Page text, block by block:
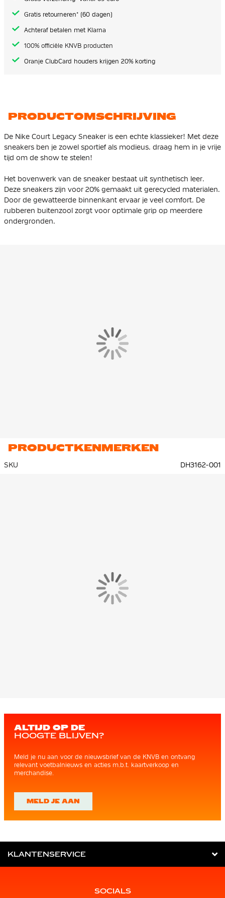
Gratis retourneren* (60 dagen)
Achteraf betalen met Klarna
100% officiële KNVB producten
Oranje ClubCard houders krijgen 20% korting
PRODUCTOMSCHRIJVING
De Nike Court Legacy Sneaker is een echte klassieker! Met deze
sneakers ben je zowel sportief als modieus. draag hem in je vrije
tijd om de show te stelen!
Het bovenwerk van de sneaker bestaat uit synthetisch leer.
Deze sneakers zijn voor 20% gemaakt uit gerecycled materialen.
Door de gewatteerde binnenkant ervaar je veel comfort. De
rubberen buitenzool zorgt voor optimale grip op meerdere
ondergronden.
PRODUCTKENMERKEN
SKU DH3162-001
ALTIJD OP DE
HOOGTE BLIJVEN?
Meld je nu aan voor de nieuwsbrief van de KNVB en ontvang
relevant voetbalnieuws en acties m.b.t. kaartverkoop en
merchandise.
MELD JE AAN
KLANTENSERVICE
SOCIALS